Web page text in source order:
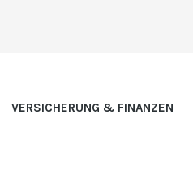
VERSICHERUNG & FINANZEN